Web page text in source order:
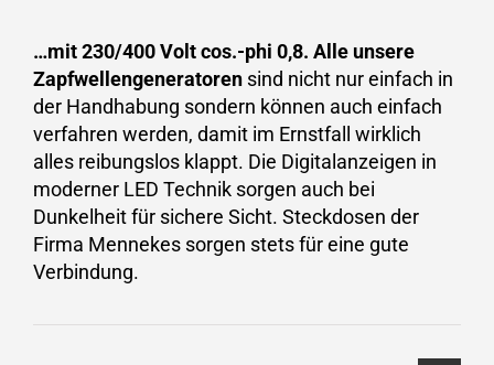
…mit 230/400 Volt cos.-phi 0,8. Alle unsere
Zapfwellengeneratoren sind nicht nur einfach in
der Handhabung sondern können auch einfach
verfahren werden, damit im Ernstfall wirklich
alles reibungslos klappt. Die Digitalanzeigen in
moderner LED Technik sorgen auch bei
Dunkelheit für sichere Sicht. Steckdosen der
Firma Mennekes sorgen stets für eine gute
Verbindung.